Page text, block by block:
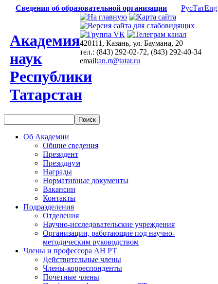
Сведения об образовательной организации РусТатEng
Академия
наук
Республики
Татарстан
420111, Казань, ул. Баумана, 20
тел.: (843) 292-02-72, (843) 292-40-34
email:an.rt@tatar.ru
Об Академии
Общие сведения
Президент
Президиум
Награды
Нормативные документы
Вакансии
Контакты
Подразделения
Отделения
Научно-исследовательские учреждения
Организации, работающие под научно-
методическим руководством
Члены и профессора АН РТ
Действительные члены
Члены-корреспонденты
Почетные члены